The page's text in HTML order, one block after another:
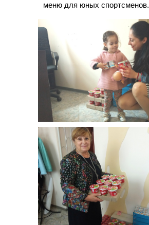
меню для юных спортсменов.